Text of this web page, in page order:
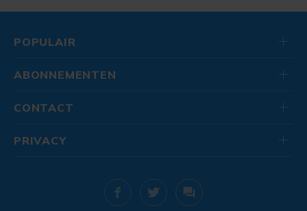
POPULAIR
ABONNEMENTEN
CONTACT
PRIVACY